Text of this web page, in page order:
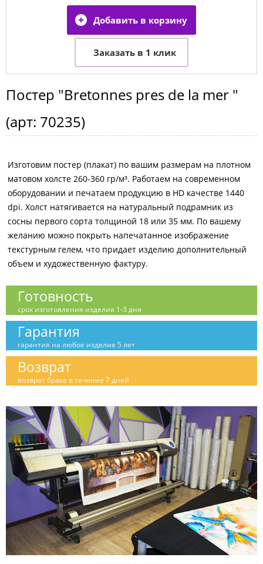
Постер "Bretonnes pres de la mer "
(арт: 70235)
Изготовим постер (плакат) по вашим размерам на плотном
матовом холсте 260-360 гр/м³. Работаем на современном
оборудовании и печатаем продукцию в HD качестве 1440
dpi. Холст натягивается на натуральный подрамник из
сосны первого сорта толщиной 18 или 35 мм. По вашему
желанию можно покрыть напечатанное изображение
текстурным гелем, что придает изделию дополнительный
объем и художественную фактуру.
Готовность
срок изготовления изделия 1-3 дня
Гарантия
гарантия на любое изделие 5 лет
Возврат
возврат брака в течение 7 дней